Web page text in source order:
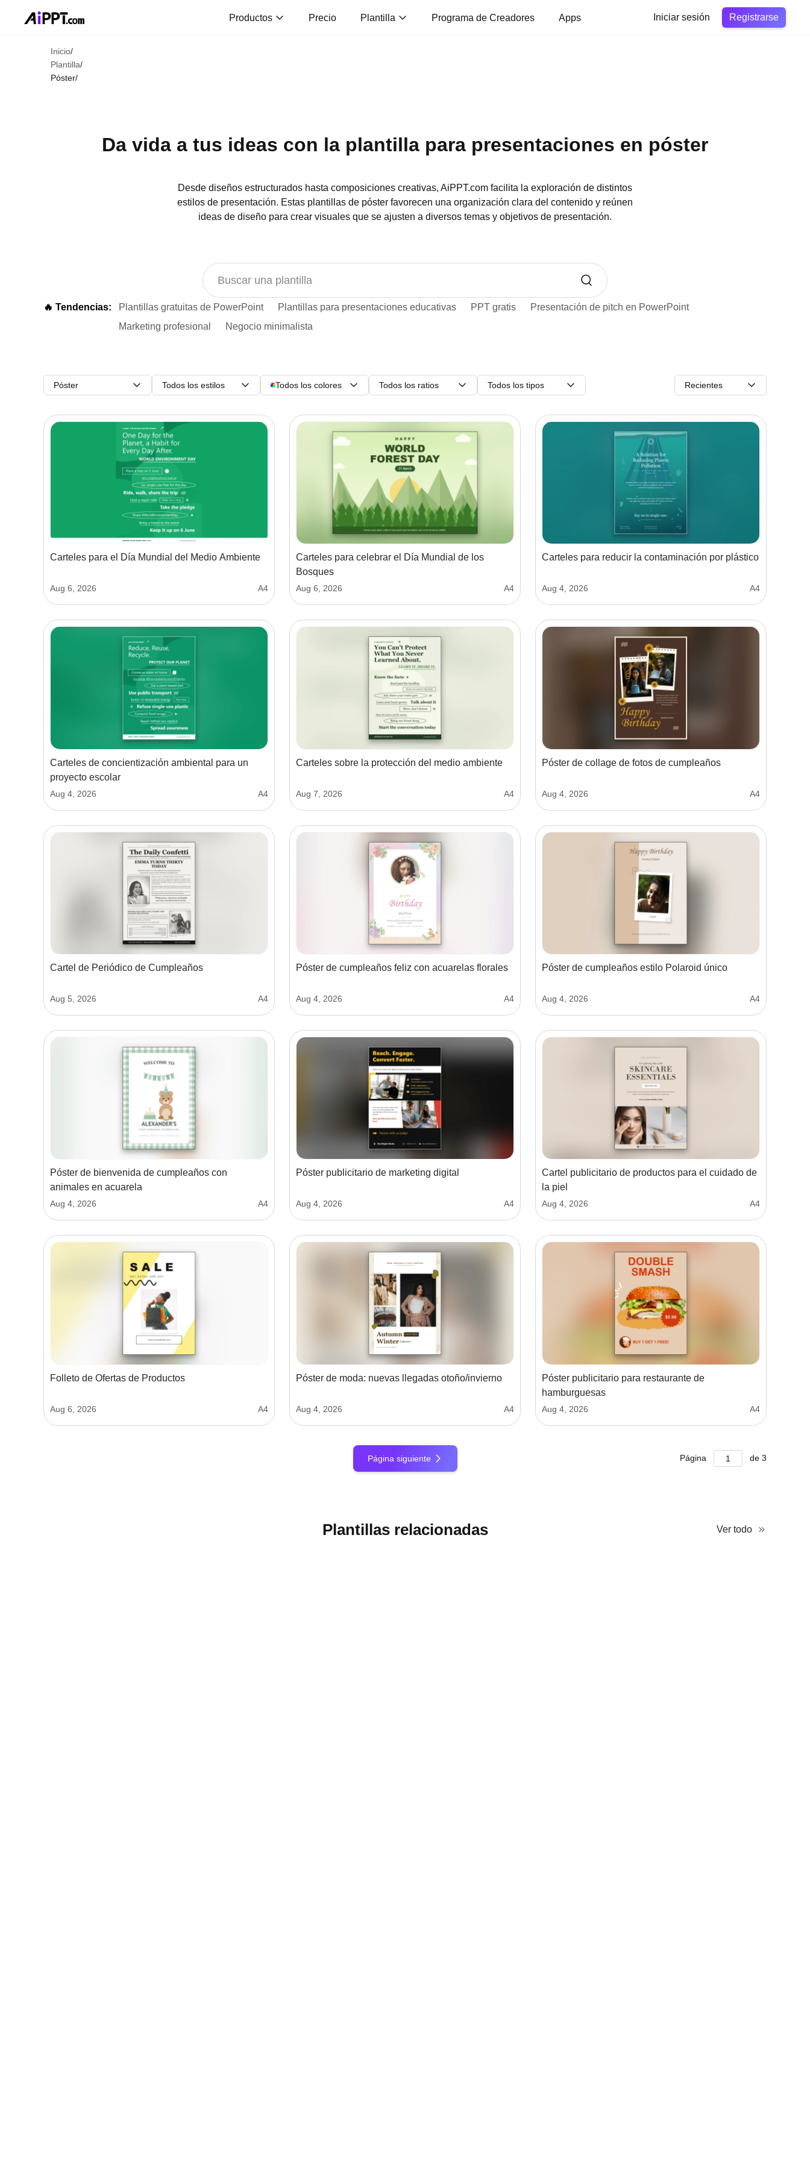
Productos Precio Plantilla Programa de Creadores Apps Iniciar sesión Registrarse
Inicio/
Plantilla/
Póster/
Da vida a tus ideas con la plantilla para presentaciones en póster
Desde diseños estructurados hasta composiciones creativas, AiPPT.com facilita la exploración de distintos
estilos de presentación. Estas plantillas de póster favorecen una organización clara del contenido y reúnen
ideas de diseño para crear visuales que se ajusten a diversos temas y objetivos de presentación.
🔥 Tendencias: Plantillas gratuitas de PowerPoint Plantillas para presentaciones educativas PPT gratis
Presentación de pitch en PowerPoint
Marketing profesional
Negocio minimalista
Póster Todos los estilos Todos los colores Todos los ratios Todos los tipos Recientes
Carteles para el Día Mundial del Medio Ambiente
Aug 6, 2026 A4
Carteles para celebrar el Día Mundial de los
Bosques
Aug 6, 2026 A4
Carteles para reducir la contaminación por plástico
Aug 4, 2026 A4
Carteles de concientización ambiental para un
proyecto escolar
Aug 4, 2026 A4
Carteles sobre la protección del medio ambiente
Aug 7, 2026 A4
Póster de collage de fotos de cumpleaños
Aug 4, 2026 A4
Cartel de Periódico de Cumpleaños
Aug 5, 2026 A4
Póster de cumpleaños feliz con acuarelas florales
Aug 4, 2026 A4
Póster de cumpleaños estilo Polaroid único
Aug 4, 2026 A4
Póster de bienvenida de cumpleaños con
animales en acuarela
Aug 4, 2026 A4
Póster publicitario de marketing digital
Aug 4, 2026 A4
Cartel publicitario de productos para el cuidado de
la piel
Aug 4, 2026 A4
Folleto de Ofertas de Productos
Aug 6, 2026 A4
Póster de moda: nuevas llegadas otoño/invierno
Aug 4, 2026 A4
Póster publicitario para restaurante de
hamburguesas
Aug 4, 2026 A4
Página siguiente Página de 3
Plantillas relacionadas Ver todo